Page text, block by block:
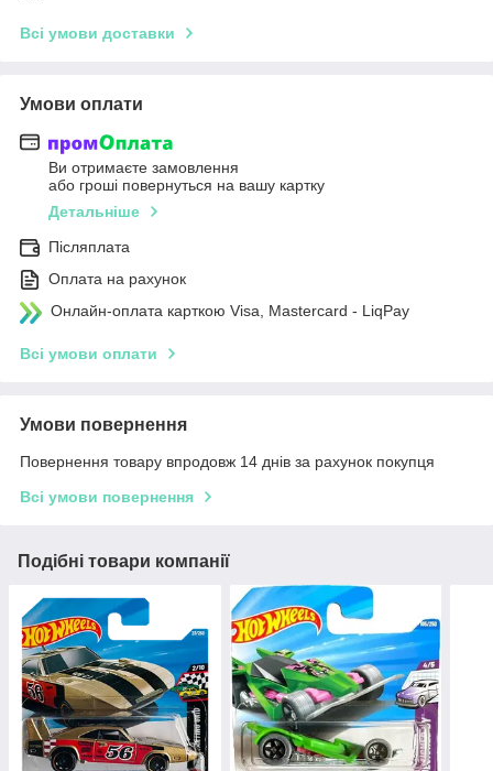
Всі умови доставки
Умови оплати
Ви отримаєте замовлення
або гроші повернуться на вашу картку
Детальніше
Післяплата
Оплата на рахунок
Онлайн-оплата карткою Visa, Mastercard - LiqPay
Всі умови оплати
Умови повернення
Повернення товару впродовж 14 днів за рахунок покупця
Всі умови повернення
Подібні товари компанії